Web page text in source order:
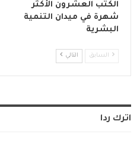
الكتب العشرون الأكثر
شهرة في ميدان التنمية
البشرية
السابق التالي
اترك ردا